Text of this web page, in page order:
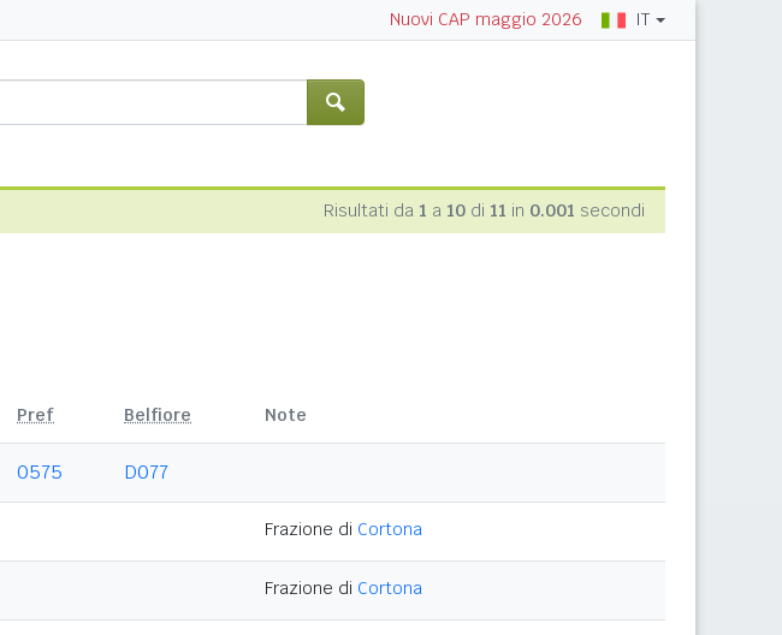
Nuovi CAP maggio 2026 IT
Risultati da 1 a 10 di 11 in 0.001 secondi
Pref Belfiore Note
0575 D077
Frazione di Cortona
Frazione di Cortona